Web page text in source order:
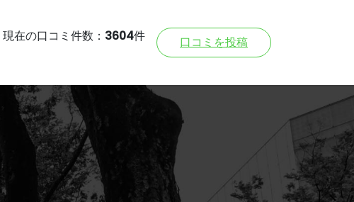
現在の口コミ件数： 3604件 口コミを投稿